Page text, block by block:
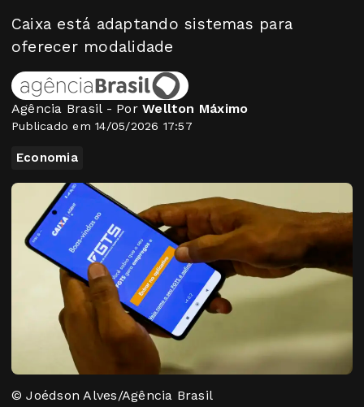
Caixa está adaptando sistemas para
oferecer modalidade
Agência Brasil - PorWellton Máximo
Publicado em 14/05/2026 17:57
Economia
© Joédson Alves/Agência Brasil